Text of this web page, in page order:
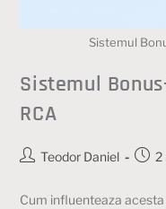
Sistemul
Sistemul
RCA
Teodor Daniel 2
Cum influenteaza